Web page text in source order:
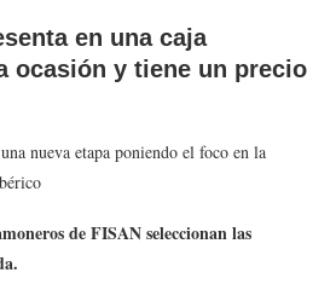
en una caja
ocasión y tiene un precio
nueva etapa poniendo el foco en la
de FISAN seleccionan las